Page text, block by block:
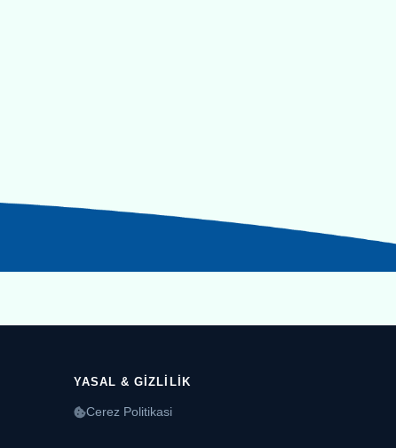
YASAL & GIZLILIK
Cerez Politikasi